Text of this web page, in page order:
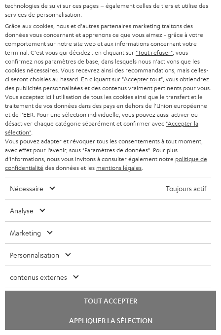
Note : 8,6 / 10
islabit.com
12.01.2026
Plus…
Accessoires
Accessoires nécessaires
dans la livraison.
chat
technologies de suivi sur ces pages – également celles de tiers et utilise des
services de personnalisation.
Grâce aux cookies, nous et d'autres partenaires marketing traitons des
données vous concernant et apprenons ce que vous aimez - grâce à votre
comportement sur notre site web et aux informations concernant votre
terminal. C'est vous qui décidez : en cliquant sur "Tout refuser" , vous
confirmez nos paramètres de base, dans lesquels nous n'activons que les
cookies nécessaires. Vous recevrez ainsi des recommandations, mais celles-
ci seront choisies au hasard. En cliquant sur "Accepter tout" , vous obtiendrez
des publicités personnalisées et des contenus vraiment pertinents pour vous.
Vous acceptez ici l'utilisation de tous les cookies ainsi que le transfert et le
traitement de vos données dans des pays en dehors de l'Union européenne
et de l'EER. Pour une sélection individuelle, vous pouvez aussi activer ou
désactiver chaque catégorie séparément et confirmer avec "Accepter la
sélection"
Vous pouvez adapter et révoquer tous les consentements à tout moment,
avec effet pour l’avenir, sous "Paramètres de données". Pour plus
d'informations, nous vous invitons à consulter également notre politique de
confidentialité des données et les mentions légales
Nécessaire Toujours actif
Analyse
Marketing
Personnalisation
contenus externes
TOUT ACCEPTER
APPLIQUER LA SÉLECTION